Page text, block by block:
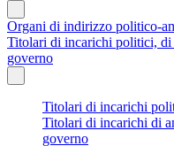
Organi di indirizzo politico-
Titolari di incarichi politici, di
governo
Titolari di incarichi
Titolari di incarichi di
governo